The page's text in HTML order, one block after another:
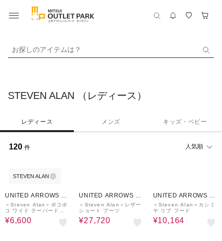
お探しのアイテムは？
STEVEN ALAN （レディース）
レディース メンズ キッズ・ベビー
120 件 人気順
STEVEN ALAN
UNITED ARROWS O
UTLET
＜Steven Alan＞ポコポ
コ ワイド テーパードパ
ンツ
¥6,600
UNITED ARROWS O
UTLET
＜Steven Alan＞レザー
ショート ブーツ
¥27,720
UNITED ARROWS O
UTLET
＜Steven Alan＞カシミ
ヤ リブ フード
¥10,164